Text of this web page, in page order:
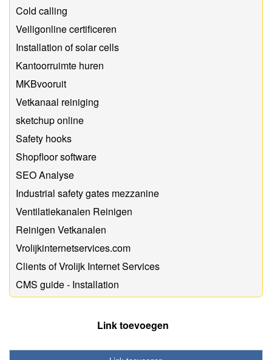
Cold calling
Veiligonline certificeren
Installation of solar cells
Kantoorruimte huren
MKBvooruit
Vetkanaal reiniging
sketchup online
Safety hooks
Shopfloor software
SEO Analyse
Industrial safety gates mezzanine
Ventilatiekanalen Reinigen
Reinigen Vetkanalen
Vrolijkinternetservices.com
Clients of Vrolijk Internet Services
CMS guide - Installation
Link toevoegen